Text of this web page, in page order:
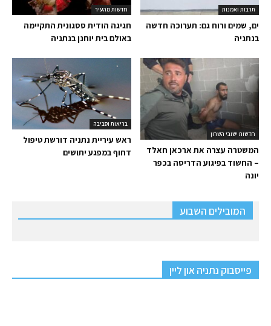
חדשות מהעיר
חגיגה הודית ססגונית התקיימה
באולם בית יוחנן בנתניה
תרבות ואמנות
ים, שמים ורוח גם: תערוכה חדשה
בנתניה
בריאות וסביבה
ראש עיריית נתניה דורשת טיפול
דחוף במפגע יתושים
חדשות ישובי השרון
המשטרה עצרה את ארכאן חאלד
– החשוד בפיגוע הדריסה בכפר
יונה
המובילים השבוע
פייסבוק נתניה און ליין